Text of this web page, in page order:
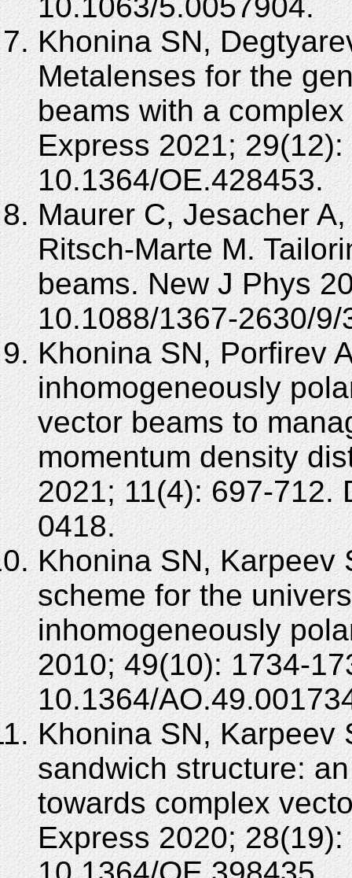
10.1063/5.0057904.
Khonina SN,
Metalenses for the
beams with a
Express 2021;
10.1364/OE.428453.
Maurer C, Jesacher
Ritsch-Marte M.
beams. New J Phys
10.1088/1367-2630/9/
Khonina SN, Porfirev
inhomogeneously
vector beams to
momentum density
2021; 11(4): 697-712.
0418.
Khonina SN, Karpeev
scheme for the
inhomogeneously
2010; 49(10): 1734-
10.1364/
Khonina SN, Karpeev
sandwich structure:
towards complex
Express 2020;